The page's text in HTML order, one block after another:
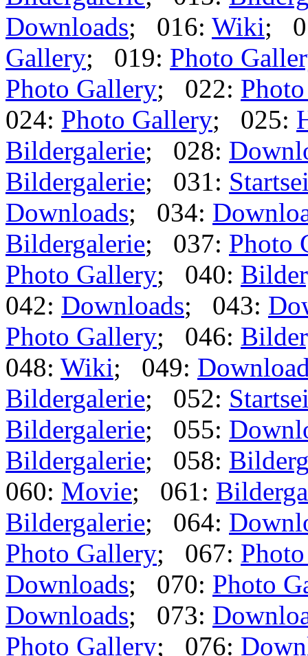
Downloads; 016: Wiki;
Gallery; 019: Photo
Photo Gallery; 022:
024: Photo Gallery; 025:
Bildergalerie; 028:
Bildergalerie; 031:
Downloads; 034:
Bildergalerie; 037: Photo
Photo Gallery; 040:
042: Downloads; 043:
Photo Gallery; 046:
048: Wiki; 049:
Bildergalerie; 052:
Bildergalerie; 055:
Bildergalerie; 058:
060: Movie; 061:
Bildergalerie; 064:
Photo Gallery; 067:
Downloads; 070: Photo
Downloads; 073:
Photo Gallery; 076: